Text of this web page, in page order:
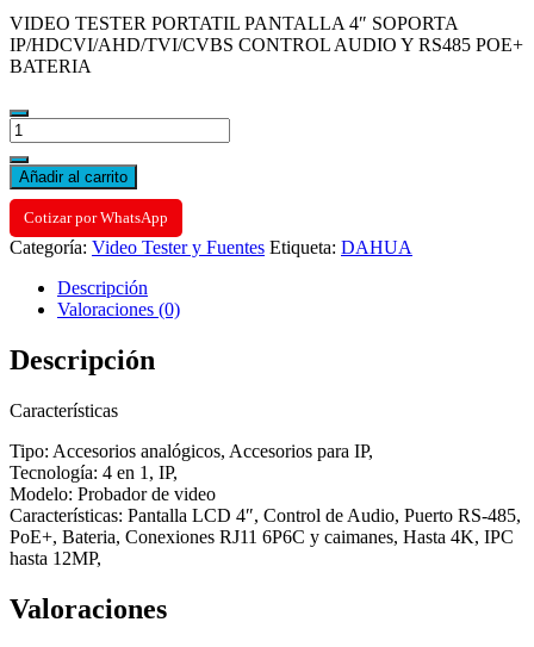
VIDEO TESTER PORTATIL PANTALLA 4″ SOPORTA
IP/HDCVI/AHD/TVI/CVBS CONTROL AUDIO Y RS485 POE+
BATERIA
VIDEO
TESTER
PORTATIL
PANTALLA
4"
SOPORTA
IP/HDCVI/AHD/TVI/CVBS
CONTROL
AUDIO
POE+
cantidad
Añadir al carrito
Cotizar por WhatsApp
Categoría: Video Tester y Fuentes Etiqueta: DAHUA
Descripción
Valoraciones (0)
Descripción
Características
Tipo: Accesorios analógicos, Accesorios para IP,
Tecnología: 4 en 1, IP,
Modelo: Probador de video
Características: Pantalla LCD 4″, Control de Audio, Puerto RS-485,
PoE+, Bateria, Conexiones RJ11 6P6C y caimanes, Hasta 4K, IPC
hasta 12MP,
Valoraciones